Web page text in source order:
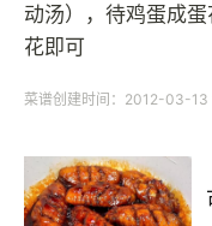
动汤），待鸡蛋成
花即可
菜谱创建时间：2012-03-13